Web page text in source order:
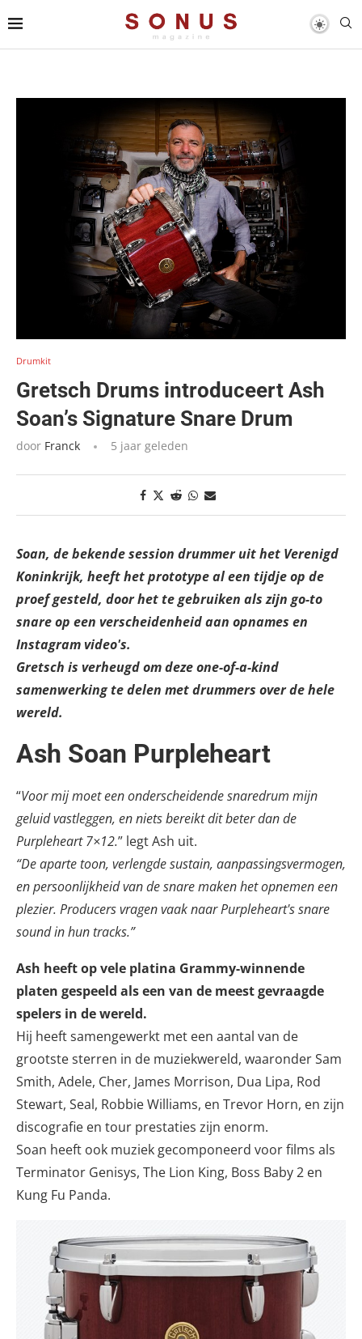
Drumkit
Gretsch Drums introduceert Ash
Soan’s Signature Snare Drum
door Franck 5 jaar geleden
Soan, de bekende session drummer uit het Verenigd
Koninkrijk, heeft het prototype al een tijdje op de
proef gesteld, door het te gebruiken als zijn go-to
snare op een verscheidenheid aan opnames en
Instagram video's.
Gretsch is verheugd om deze one-of-a-kind
samenwerking te delen met drummers over de hele
wereld.
Ash Soan Purpleheart
“Voor mij moet een onderscheidende snaredrum mijn
geluid vastleggen, en niets bereikt dit beter dan de
Purpleheart 7×12.” legt Ash uit.
“De aparte toon, verlengde sustain, aanpassingsvermogen,
en persoonlijkheid van de snare maken het opnemen een
plezier. Producers vragen vaak naar Purpleheart's snare
sound in hun tracks.”
Ash heeft op vele platina Grammy-winnende
platen gespeeld als een van de meest gevraagde
spelers in de wereld.
Hij heeft samengewerkt met een aantal van de
grootste sterren in de muziekwereld, waaronder Sam
Smith, Adele, Cher, James Morrison, Dua Lipa, Rod
Stewart, Seal, Robbie Williams, en Trevor Horn, en zijn
discografie en tour prestaties zijn enorm.
Soan heeft ook muziek gecomponeerd voor films als
Terminator Genisys, The Lion King, Boss Baby 2 en
Kung Fu Panda.